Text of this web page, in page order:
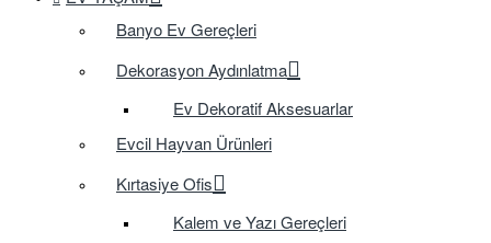
Banyo Ev Gereçleri
Dekorasyon Aydınlatma
Ev Dekoratif Aksesuarlar
Evcil Hayvan Ürünleri
Kırtasiye Ofis
Kalem ve Yazı Gereçleri